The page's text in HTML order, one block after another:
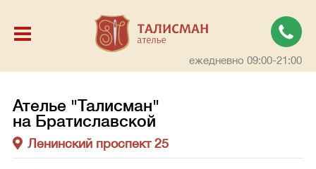
ежедневно 09:00-21:00
Ателье "Талисман"
на Братиславской
Ленинский проспект 25